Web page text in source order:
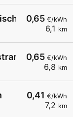
0,65 €/kWh
6,1 km
0,65 €/kWh
6,8 km
0,41 €/kWh
7,2 km